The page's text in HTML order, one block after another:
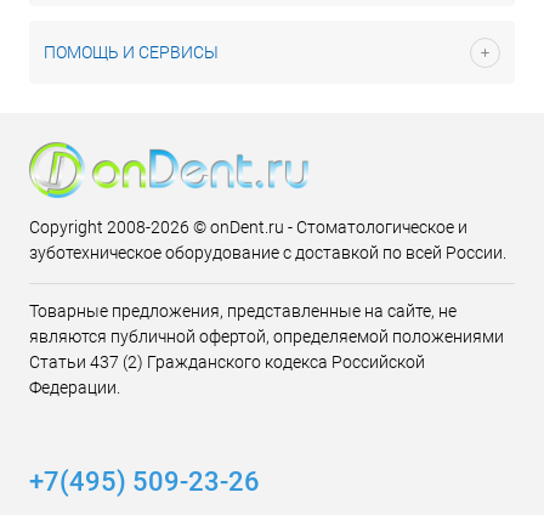
ПОМОЩЬ И СЕРВИСЫ
Copyright 2008-2026 © onDent.ru - Стоматологическое и
зуботехническое оборудование с доставкой по всей России.
Товарные предложения, представленные на сайте, не
являются публичной офертой, определяемой положениями
Статьи 437 (2) Гражданского кодекса Российской
Федерации.
+7(495) 509-23-26